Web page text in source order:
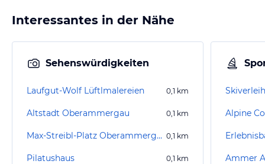
Interessantes in der Nähe
Sehenswürdigkeiten
Laufgut-Wolf Lüftlmalereien 0,1 km
Altstadt Oberammergau 0,1 km
Max-Streibl-Platz Oberammergau 0,1 km
Pilatushaus 0,1 km
Alpine
Ammer